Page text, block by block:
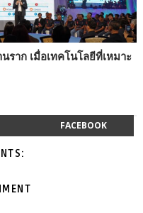
ราก เมื่อเทคโนโลยีที่เหมาะ
FACEBOOK